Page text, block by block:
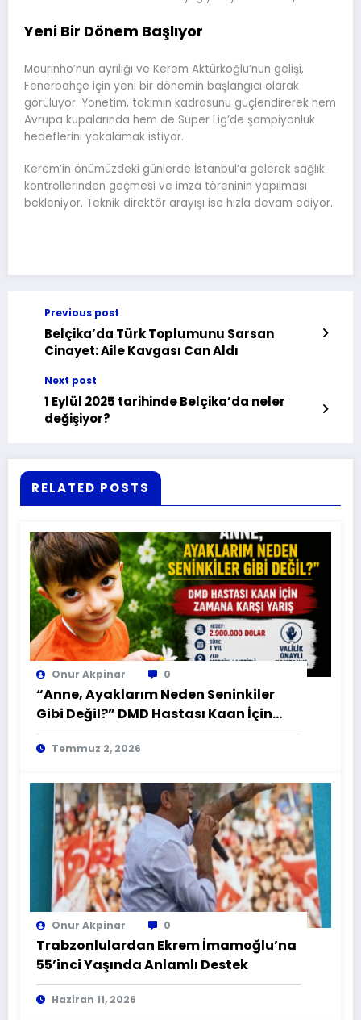
Yeni Bir Dönem Başlıyor
Mourinho’nun ayrılığı ve Kerem Aktürkoğlu’nun gelişi,
Fenerbahçe için yeni bir dönemin başlangıcı olarak
görülüyor. Yönetim, takımın kadrosunu güçlendirerek hem
Avrupa kupalarında hem de Süper Lig’de şampiyonluk
hedeflerini yakalamak istiyor.
Kerem’in önümüzdeki günlerde İstanbul’a gelerek sağlık
kontrollerinden geçmesi ve imza töreninin yapılması
bekleniyor. Teknik direktör arayışı ise hızla devam ediyor.
Previous post
Belçika’da Türk Toplumunu Sarsan
Cinayet: Aile Kavgası Can Aldı
Next post
1 Eylül 2025 tarihinde Belçika’da neler
değişiyor?
RELATED POSTS
Onur Akpinar 0
“Anne, Ayaklarım Neden Seninkiler
Gibi Değil?” DMD Hastası Kaan İçin
Zamana Karşı Yarış
Temmuz 2, 2026
Onur Akpinar 0
Trabzonlulardan Ekrem İmamoğlu’na
55’inci Yaşında Anlamlı Destek
Haziran 11, 2026